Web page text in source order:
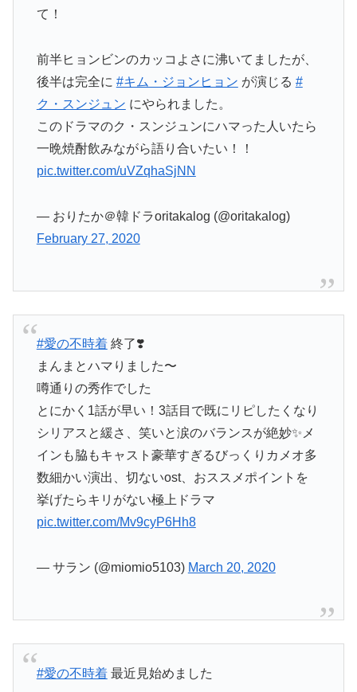
て！
前半ヒョンビンのカッコよさに沸いてましたが、
後半は完全に #キム・ジョンヒョン が演じる #
ク・スンジュン にやられました。
このドラマのク・スンジュンにハマった人いたら
一晩焼酎飲みながら語り合いたい！！
pic.twitter.com/uVZqhaSjNN
— おりたか＠韓ドラoritakalog (@oritakalog)
February 27, 2020
#愛の不時着終了❣️
まんまとハマりました〜
噂通りの秀作でした
とにかく1話が早い！3話目で既にリピしたくなり
シリアスと緩さ、笑いと涙のバランスが絶妙✨メ
インも脇もキャスト豪華すぎるびっくりカメオ多
数細かい演出、切ないost、おススメポイントを
挙げたらキリがない極上ドラマ
pic.twitter.com/Mv9cyP6Hh8
— サラン (@miomio5103) March 20, 2020
#愛の不時着最近見始めました